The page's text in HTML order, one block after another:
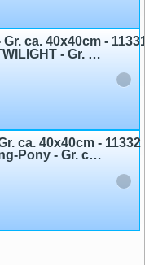
KISSEN - Haflinger - TWILIGHT - Gr. ca. 40x40cm - 11331 - Zierkissen Autokissen
KISSEN - Schmetterling-Pony - Gr. ca. 40x40cm - 11332 - Zierkissen Dekokissen